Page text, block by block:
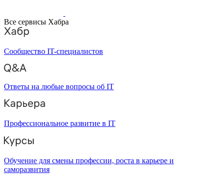
Все сервисы Хабра
Сообщество IT-специалистов
Ответы на любые вопросы об IT
Профессиональное развитие в IT
Обучение для смены профессии, роста в карьере и
саморазвития